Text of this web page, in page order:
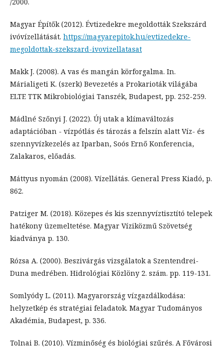
Magyar Építők (2012). Évtizedekre megoldották Szekszárd
ivóvízellátását. https://magyarepitok.hu/evtizedekre-
megoldottak-szekszard-ivovizellatasat
Makk J. (2008). A vas és mangán körforgalma. In.
Márialigeti K. (szerk) Bevezetés a Prokarioták világába
ELTE TTK Mikrobiológiai Tanszék, Budapest, pp. 252-259.
Mádlné Szőnyi J. (2022). Új utak a klímaváltozás
adaptációban - vízpótlás és tározás a felszín alatt Víz- és
szennyvízkezelés az Iparban, Soós Ernő Konferencia,
Zalakaros, előadás.
Máttyus nyomán (2008). Vízellátás. General Press Kiadó, p.
862.
Patziger M. (2018). Közepes és kis szennyvíztisztító telepek
hatékony üzemeltetése. Magyar Víziközmű Szövetség
kiadványa p. 130.
Rózsa A. (2000). Beszivárgás vizsgálatok a Szentendrei-
Duna medrében. Hidrológiai Közlöny 2. szám. pp. 119-131.
Somlyódy L. (2011). Magyarország vízgazdálkodása:
helyzetkép és stratégiai feladatok. Magyar Tudományos
Akadémia, Budapest, p. 336.
Tolnai B. (2010). Vízminőség és biológiai szűrés. A Fővárosi